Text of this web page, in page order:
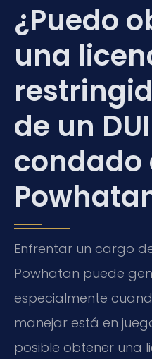
¿Puedo
una
de un
condado
Enfrentar un cargo
Powhatan puede
especialmente
manejar está en
posible obtener una